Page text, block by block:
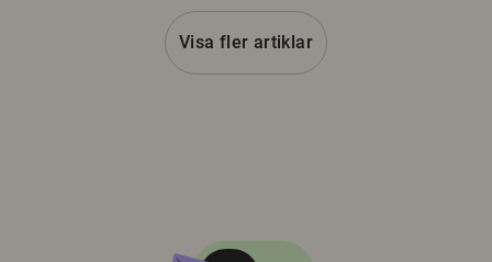
Visa fler artiklar